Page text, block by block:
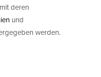
deren
und
werden.